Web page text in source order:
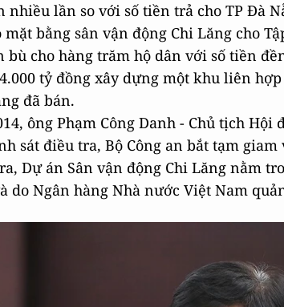
nhiều lần so với số tiền trả cho TP Đà
bằng sân vận động Chi Lăng cho
bù cho hàng trăm hộ dân với số tiền
tỷ đồng xây dựng một khu liên
đã bán.
ông Phạm Công Danh - Chủ tịch
sát điều tra, Bộ Công an bắt tạm
Dự án Sân vận động Chi Lăng nằm
do Ngân hàng Nhà nước Việt Nam